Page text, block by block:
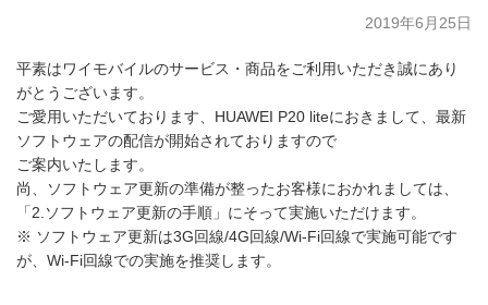
2019年6月25日
平素はワイモバイルのサービス・商品をご利用いただき誠にあり
がとうございます。
ご愛用いただいております、HUAWEI P20 liteにおきまして、最新
ソフトウェアの配信が開始されておりますので
ご案内いたします。
尚、ソフトウェア更新の準備が整ったお客様におかれましては、
「2.ソフトウェア更新の手順」にそって実施いただけます。
※ ソフトウェア更新は3G回線/4G回線/Wi-Fi回線で実施可能です
が、Wi-Fi回線での実施を推奨します。